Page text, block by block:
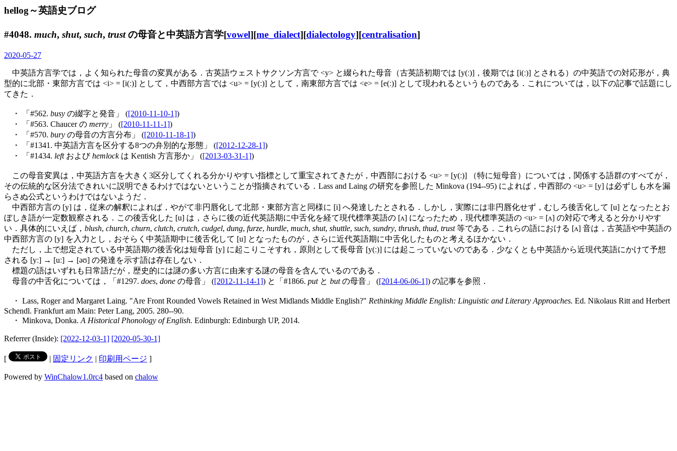
hellog～英語史ブログ
#4048. much, shut, such, trustの母音と中英語方言学[vowel][me_dialect][dialectology][centralisation]
2020-05-27
中英語方言学では，よく知られた母音の変異がある．古英語ウェストサクソン方言で <y> と綴られた母音（古英語初期では [y(ː)]，後期では [i(ː)] とされる）の中英語での対応形が，典
型的に北部・東部方言では <i> = [i(ː)] として，中西部方言では <u> = [y(ː)] として，南東部方言では <e> = [e(ː)] として現われるというものである．これについては，以下の記事で話題にし
てきた．
・ 「#562. busy の綴字と発音」 ([2010-11-10-1])
・ 「#563. Chaucer の merry 」 ([2010-11-11-1])
・ 「#570. bury の母音の方言分布」 ([2010-11-18-1])
・ 「#1341. 中英語方言を区分する8つの弁別的な形態」 ([2012-12-28-1])
・ 「#1434. leftおよびhemlockは Kentish 方言形か」 ([2013-03-31-1])
この母音変異は，中英語方言を大きく3区分してくれる分かりやすい指標として重宝されてきたが，中西部における <u> = [y(ː)] （特に短母音）については，関係する語群のすべてが，
その伝統的な区分法できれいに説明できるわけではないということが指摘されている．Lass and Laing の研究を参照した Minkova (194--95) によれば，中西部の <u> = [y] は必ずしも水を漏
らさぬ公式というわけではないようだ．
中西部方言の [y] は，従来の解釈によれば，やがて非円唇化して北部・東部方言と同様に [i] へ発達したとされる．しかし，実際には非円唇化せず，むしろ後舌化して [u] となったとお
ぼしき語が一定数観察される．この後舌化した [u] は，さらに後の近代英語期に中舌化を経て現代標準英語の [ʌ] になったため，現代標準英語の <u> = [ʌ] の対応で考えると分かりやす
い．具体的にいえば， blush, church, churn, clutch, crutch, cudgel, dung, furze, hurdle, much, shut, shuttle, such, sundry, thrush, thud, trust等である．これらの語における [ʌ] 音は，古英語や中英語の
中西部方言の [y] を入力とし，おそらく中英語期中に後舌化して [u] となったものが，さらに近代英語期に中舌化したものと考えるほかない．
ただし，上で想定されている中英語期の後舌化は短母音 [y] に起こりこそすれ，原則として長母音 [y(ː)] には起こっていないのである．少なくとも中英語から近現代英語にかけて予想
される [yː] → [uː] → [əʊ] の発達を示す語は存在しない．
標題の語はいずれも日常語だが，歴史的には謎の多い方言に由来する謎の母音を含んでいるのである．
母音の中舌化については，「#1297. does, done の母音」 ([2012-11-14-1]) と「#1866. putと butの母音」 ([2014-06-06-1]) の記事を参照．
・ Lass, Roger and Margaret Laing. "Are Front Rounded Vowels Retained in West Midlands Middle English?" Rethinking Middle English: Linguistic and Literary Approaches. Ed. Nikolaus Ritt and Herbert
Schendl. Frankfurt am Main: Peter Lang, 2005. 280--90.
・ Minkova, Donka. A Historical Phonology of English. Edinburgh: Edinburgh UP, 2014.
Referrer (Inside): [2022-12-03-1] [2020-05-30-1]
[ | 固定リンク | 印刷用ページ ]
Powered by WinChalow1.0rc4 based on chalow